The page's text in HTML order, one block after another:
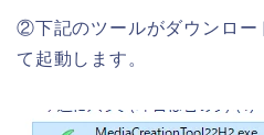
②下記のツールがダウンロー
て起動します。